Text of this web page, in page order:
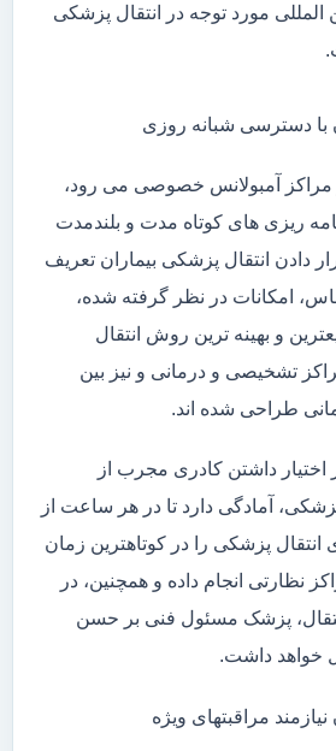
المللی مورد توجه در انتقال پزشکی
با دسترسی شبانه روزی
مراکز آمبولانس خصوصی می رود،
ریزی های کوتاه مدت و بلندمدت
دادن انتقال پزشکی بیماران تعریف
امکانات در نظر گرفته شده،
و بهینه ترین روش انتقال
تشخیصی و درمانی و نیز بین
طراحی شده اند.
اختیار داشتن کادری مجرب از
آمادگی دارد تا در هر ساعت از
پزشکی را در کوتاهترین زمان
نظارتی انجام داده و همچنین، در
پزشک مسئول فنی بر حسن
خواهد داشت.
مراقبتهای ویژه